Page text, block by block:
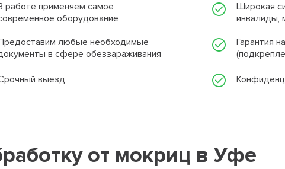
работе применяем самое
оборудование
любые необходимые
в сфере обеззараживания
выезд
Широкая
инвалиды,
Гарантия
от мокриц в Уфе